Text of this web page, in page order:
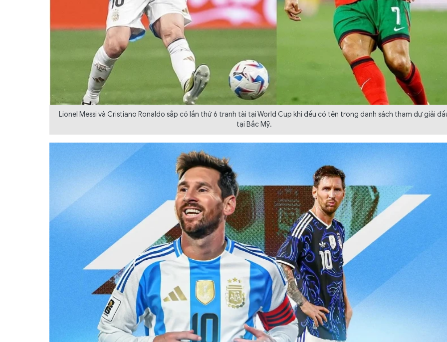
Lionel Messi và Cristiano Ronaldo sắp có lần thứ 6 tranh tài tại World Cup khi đều có tên trong danh sách tham dự giải
tại Bắc Mỹ.